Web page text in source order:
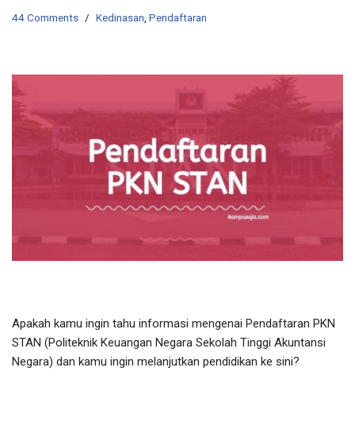
44 Comments Kedinasan Pendaftaran
Apakah kamu ingin tahu informasi mengenai Pendaftaran PKN
STAN (Politeknik Keuangan Negara Sekolah Tinggi Akuntansi
Negara) dan kamu ingin melanjutkan pendidikan ke sini?